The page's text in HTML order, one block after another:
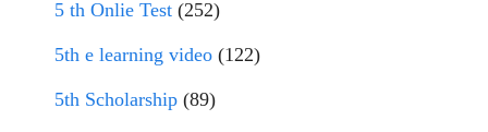
5 th Onlie Test (252)
5th e learning video (122)
5th Scholarship (89)